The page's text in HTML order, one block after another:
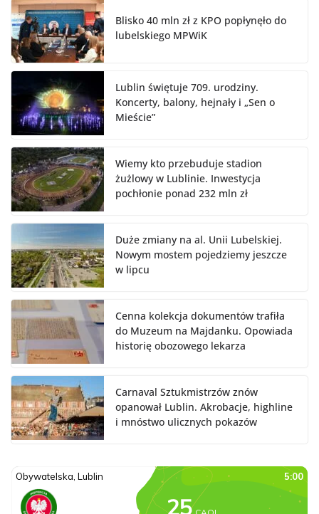
Blisko 40 mln zł z KPO popłynęło do
lubelskiego MPWiK
Lublin świętuje 709. urodziny.
Koncerty, balony, hejnały i „Sen o
Mieście”
Wiemy kto przebuduje stadion
żużlowy w Lublinie. Inwestycja
pochłonie ponad 232 mln zł
Duże zmiany na al. Unii Lubelskiej.
Nowym mostem pojedziemy jeszcze
w lipcu
Cenna kolekcja dokumentów trafiła
do Muzeum na Majdanku. Opowiada
historię obozowego lekarza
Carnaval Sztukmistrzów znów
opanował Lublin. Akrobacje, highline
i mnóstwo ulicznych pokazów